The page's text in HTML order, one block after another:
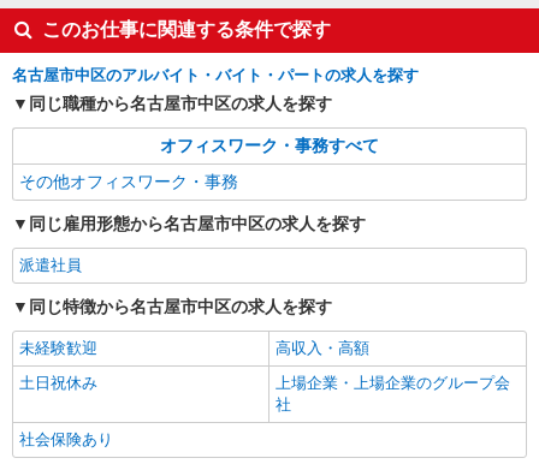
このお仕事に関連する条件で探す
名古屋市中区のアルバイト・バイト・パートの求人を探す
同じ職種から名古屋市中区の求人を探す
オフィスワーク・事務すべて
その他オフィスワーク・事務
同じ雇用形態から名古屋市中区の求人を探す
派遣社員
同じ特徴から名古屋市中区の求人を探す
未経験歓迎
高収入・高額
土日祝休み
上場企業・上場企業のグループ会
社
社会保険あり